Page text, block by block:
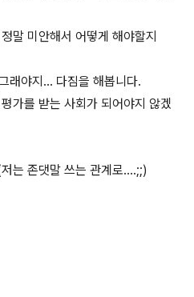
말 미안해서 어떻게 해야할지
래야지... 다짐을 해봅니다.
가를 받는 사회가 되어야지 않겠
는 존댓말 쓰는 관계로....;;)